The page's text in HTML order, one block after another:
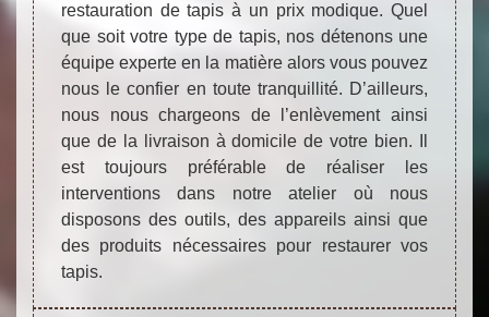
restauration de tapis à un prix modique. Quel
que soit votre type de tapis, nos détenons une
équipe experte en la matière alors vous pouvez
nous le confier en toute tranquillité. D’ailleurs,
nous nous chargeons de l’enlèvement ainsi
que de la livraison à domicile de votre bien. Il
est toujours préférable de réaliser les
interventions dans notre atelier où nous
disposons des outils, des appareils ainsi que
des produits nécessaires pour restaurer vos
tapis.